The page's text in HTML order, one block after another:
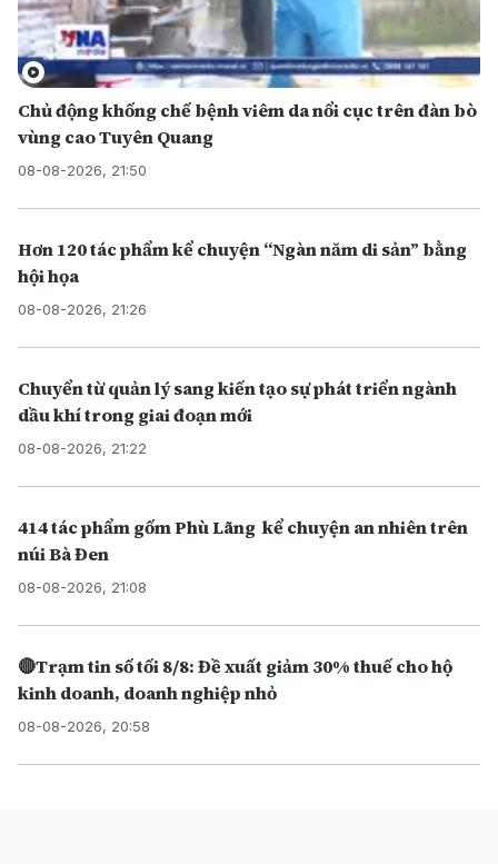
Chủ động khống chế bệnh viêm da nổi cục trên đàn bò
vùng cao Tuyên Quang
08-08-2026, 21:50
Hơn 120 tác phẩm kể chuyện “Ngàn năm di sản” bằng
hội họa
08-08-2026, 21:26
Chuyển từ quản lý sang kiến tạo sự phát triển ngành
dầu khí trong giai đoạn mới
08-08-2026, 21:22
414 tác phẩm gốm Phù Lãng kể chuyện an nhiên trên
núi Bà Đen
08-08-2026, 21:08
🔴Trạm tin số tối 8/8: Đề xuất giảm 30% thuế cho hộ
kinh doanh, doanh nghiệp nhỏ
08-08-2026, 20:58